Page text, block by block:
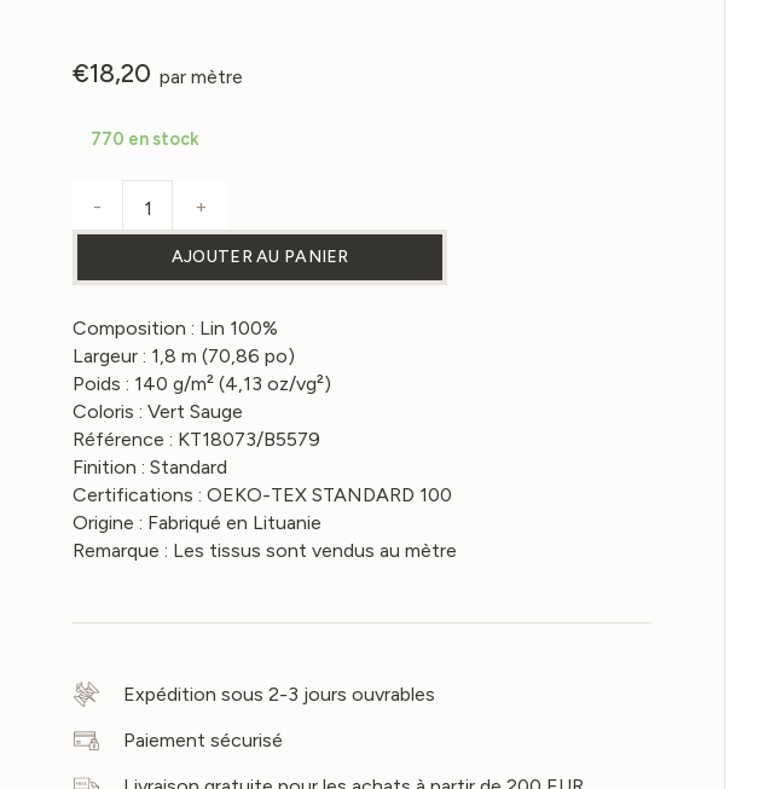
€18,20 par mètre
770 en stock
quantité de Tissu en lin coloris Vert Sauge 140g/m²
- +
AJOUTER AU PANIER
Composition : Lin 100%
Largeur : 1,8 m (70,86 po)
Poids : 140 g/m² (4,13 oz/vg²)
Coloris : Vert Sauge
Référence : KT18073/B5579
Finition : Standard
Certifications : OEKO-TEX STANDARD 100
Origine : Fabriqué en Lituanie
Remarque : Les tissus sont vendus au mètre
Expédition sous 2-3 jours ouvrables
Paiement sécurisé